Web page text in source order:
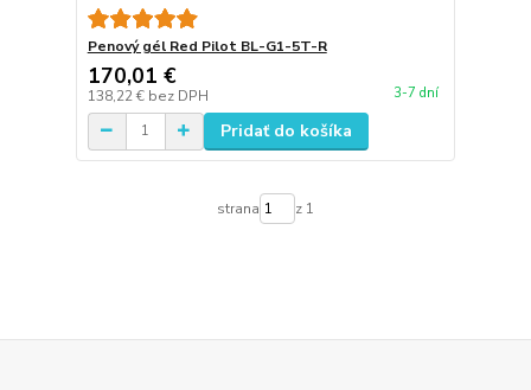
Penový gél Red Pilot BL-G1-5T-R
170,01 €
138,22 € bez DPH 3-7 dní
Pridať do košíka
strana z 1